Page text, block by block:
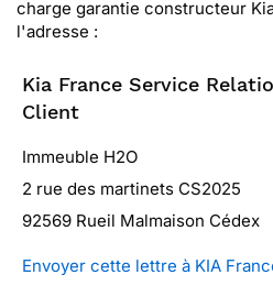
charge garantie constructeur
l'adresse :
Kia France Service
Client
Immeuble H2O
2 rue des martinets CS2025
92569 Rueil Malmaison Cédex
Envoyer cette lettre à KIA